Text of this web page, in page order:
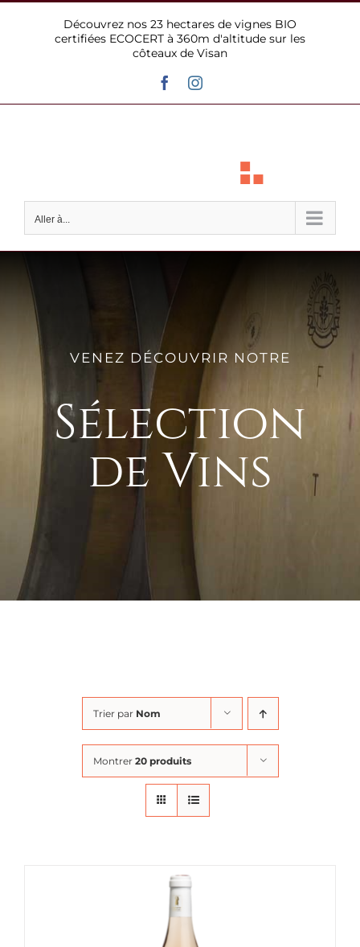
Découvrez nos 23 hectares de vignes BIO
certifiées ECOCERT à 360m d'altitude sur les
côteaux de Visan
FacebookInstagram
Aller à...
VENEZ DÉCOUVRIR NOTRE
Sélection
de Vins
Trier par Nom
Montrer 20 produits